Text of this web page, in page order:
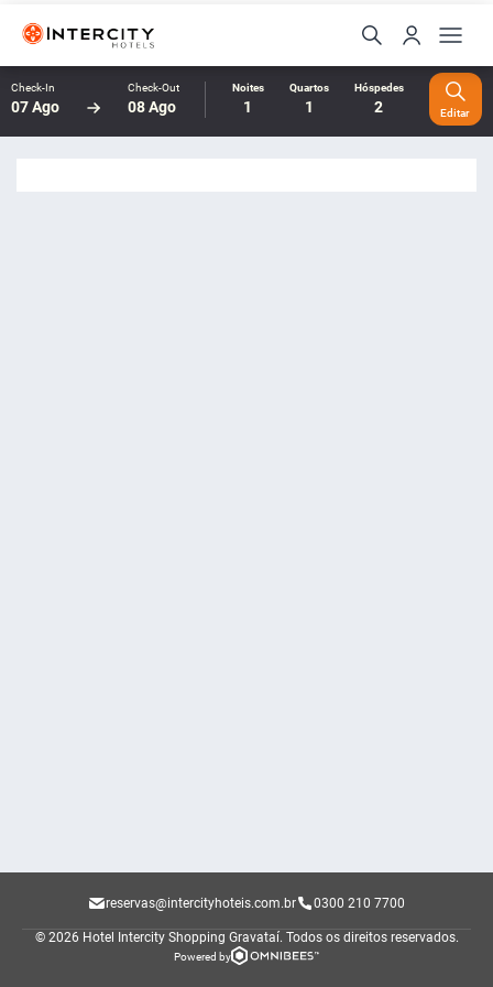
Check-In
07 Ago
Check-Out
08 Ago
Noites
1
Quartos
1
Hóspedes
2 Editar
reservas@intercityhoteis.com.br 0300 210 7700
© 2026 Hotel Intercity Shopping Gravataí. Todos os direitos reservados.
Powered by